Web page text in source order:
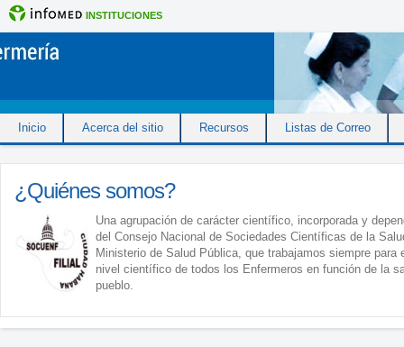
INSTITUCIONES
Inicio Acerca del sitio Recursos Listas de Correo
¿Quiénes somos?
Una agrupación de carácter científico, incorporada y
del Consejo Nacional de Sociedades Científicas de la
Ministerio de Salud Pública, que trabajamos siempre para
nivel científico de todos los Enfermeros en función de la
pueblo.